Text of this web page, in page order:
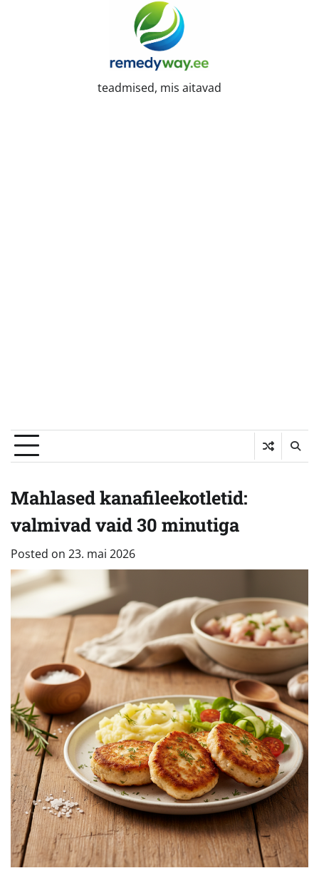
teadmised, mis aitavad
Mahlased kanafileekotletid:
valmivad vaid 30 minutiga
Posted on 23. mai 2026